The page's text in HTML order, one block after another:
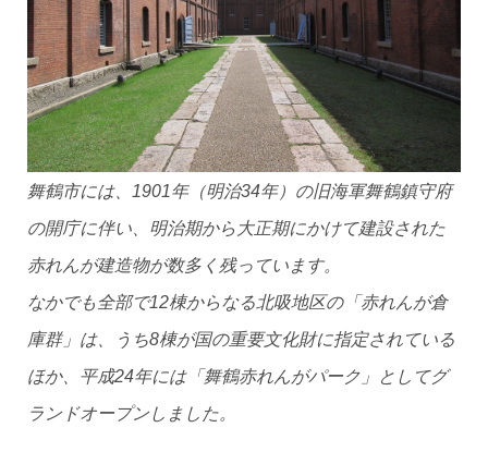
舞鶴市には、1901年（明治34年）の旧海軍舞鶴鎮守府
の開庁に伴い、明治期から大正期にかけて建設された
赤れんが建造物が数多く残っています。
なかでも全部で12棟からなる北吸地区の「赤れんが倉
庫群」は、うち8棟が国の重要文化財に指定されている
ほか、平成24年には「舞鶴赤れんがパーク」としてグ
ランドオープンしました。